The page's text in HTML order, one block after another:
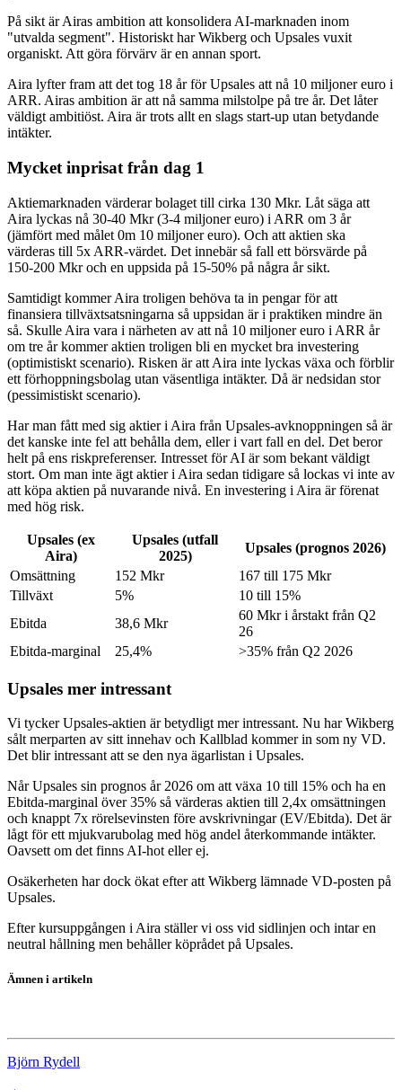
På sikt är Airas ambition att konsolidera AI-marknaden inom
"utvalda segment". Historiskt har Wikberg och Upsales vuxit
organiskt. Att göra förvärv är en annan sport.
Aira lyfter fram att det tog 18 år för Upsales att nå 10 miljoner euro i
ARR. Airas ambition är att nå samma milstolpe på tre år. Det låter
väldigt ambitiöst. Aira är trots allt en slags start-up utan betydande
intäkter.
Mycket inprisat från dag 1
Aktiemarknaden värderar bolaget till cirka 130 Mkr. Låt säga att
Aira lyckas nå 30-40 Mkr (3-4 miljoner euro) i ARR om 3 år
(jämfört med målet 0m 10 miljoner euro). Och att aktien ska
värderas till 5x ARR-värdet. Det innebär så fall ett börsvärde på
150-200 Mkr och en uppsida på 15-50% på några år sikt.
Samtidigt kommer Aira troligen behöva ta in pengar för att
finansiera tillväxtsatsningarna så uppsidan är i praktiken mindre än
så. Skulle Aira vara i närheten av att nå 10 miljoner euro i ARR år
om tre år kommer aktien troligen bli en mycket bra investering
(optimistiskt scenario). Risken är att Aira inte lyckas växa och förblir
ett förhoppningsbolag utan väsentliga intäkter. Då är nedsidan stor
(pessimistiskt scenario).
Har man fått med sig aktier i Aira från Upsales-avknoppningen så är
det kanske inte fel att behålla dem, eller i vart fall en del. Det beror
helt på ens riskpreferenser. Intresset för AI är som bekant väldigt
stort. Om man inte ägt aktier i Aira sedan tidigare så lockas vi inte av
att köpa aktien på nuvarande nivå. En investering i Aira är förenat
med hög risk.
Upsales (ex
Aira)
Upsales (utfall
2025)
Upsales (prognos 2026)
Omsättning
152 Mkr
167 till 175 Mkr
Tillväxt
5%
10 till 15%
Ebitda
38,6 Mkr
60 Mkr i årstakt från Q2
26
Ebitda-marginal
25,4% >35% från Q2 2026
Upsales mer intressant
Vi tycker Upsales-aktien är betydligt mer intressant. Nu har Wikberg
sålt merparten av sitt innehav och Kallblad kommer in som ny VD.
Det blir intressant att se den nya ägarlistan i Upsales.
Når Upsales sin prognos år 2026 om att växa 10 till 15% och ha en
Ebitda-marginal över 35% så värderas aktien till 2,4x omsättningen
och knappt 7x rörelsevinsten före avskrivningar (EV/Ebitda). Det är
lågt för ett mjukvarubolag med hög andel återkommande intäkter.
Oavsett om det finns AI-hot eller ej.
Osäkerheten har dock ökat efter att Wikberg lämnade VD-posten på
Upsales.
Efter kursuppgången i Aira ställer vi oss vid sidlinjen och intar en
neutral hållning men behåller köprådet på Upsales.
Ämnen i artikeln
Björn Rydell